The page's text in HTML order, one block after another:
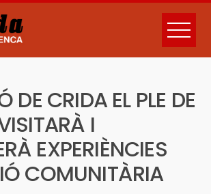
DE CRIDA EL PLE DE
I
EXPERIÈNCIES
COMUNITÀRIA